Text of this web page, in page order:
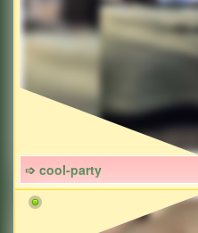
➩ cool-party